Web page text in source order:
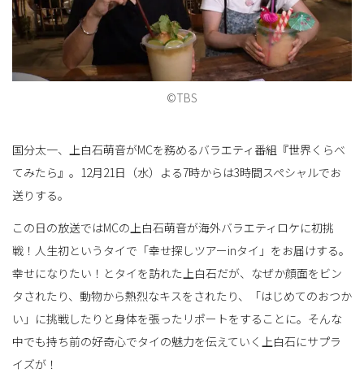
を
切
り
え
©TBS
国分太一、上白石萌音がMCを務めるバラエティ番組『世界くらべ
てみたら』。12月21日（水）よる7時からは3時間スペシャルでお
送りする。
この日の放送ではMCの上白石萌音が海外バラエティロケに初挑
戦！人生初というタイで「幸せ探しツアーinタイ」をお届けする。
幸せになりたい！とタイを訪れた上白石だが、なぜか顔面をビン
タされたり、動物から熱烈なキスをされたり、「はじめてのおつか
い」に挑戦したりと身体を張ったリポートをすることに。そんな
中でも持ち前の好奇心でタイの魅力を伝えていく上白石にサプラ
イズが！